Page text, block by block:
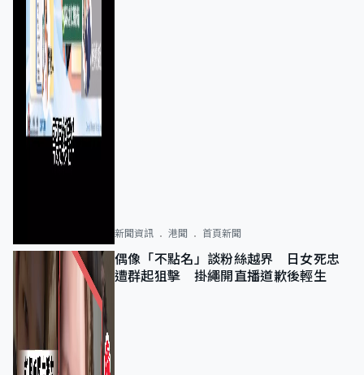
新聞資訊 港聞 首頁新聞
偶像「不點名」談粉絲越界 日女死忠
遭群起狙擊 掛繩開直播道歉後輕生